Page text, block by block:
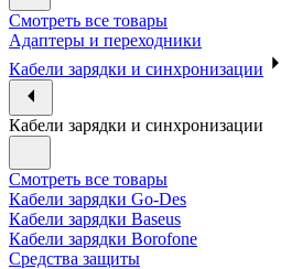
Смотреть все товары
Адаптеры и переходники
Кабели зарядки и синхронизации
Кабели зарядки и синхронизации
Смотреть все товары
Кабели зарядки Go-Des
Кабели зарядки Baseus
Кабели зарядки Borofone
Средства защиты